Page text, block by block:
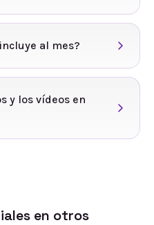
al mes?
y los vídeos en
en otros